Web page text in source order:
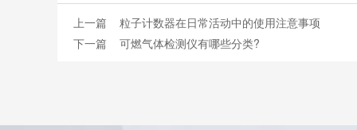
上一篇 粒子计数器在日常活动中的使用注意事项
下一篇 可燃气体检测仪有哪些分类?